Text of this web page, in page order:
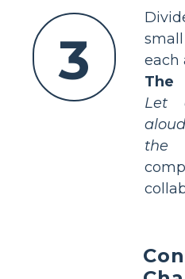
3
each
The
Let
the